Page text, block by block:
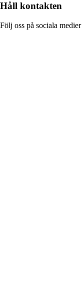
Håll kontakten
Följ oss på sociala medier